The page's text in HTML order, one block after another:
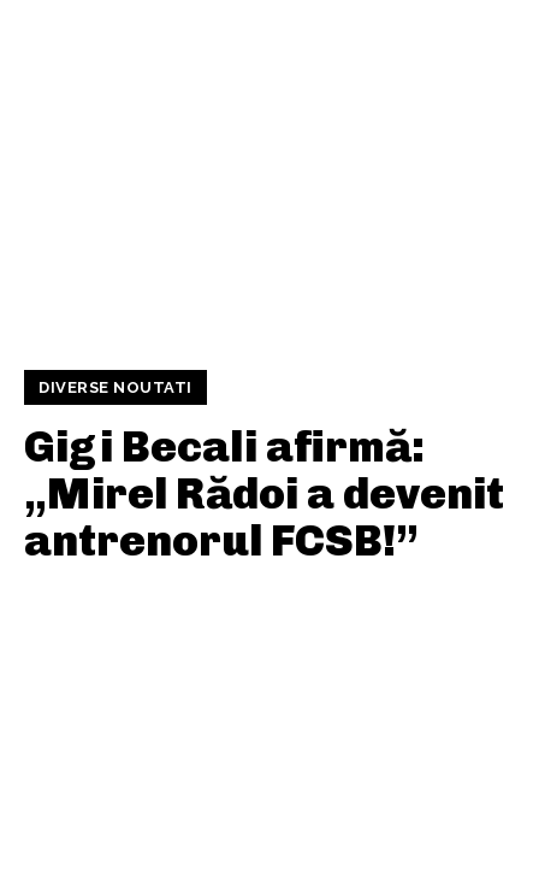
DIVERSE NOUTATI
Gigi Becali afirmă:
„Mirel Rădoi a devenit
antrenorul FCSB!”